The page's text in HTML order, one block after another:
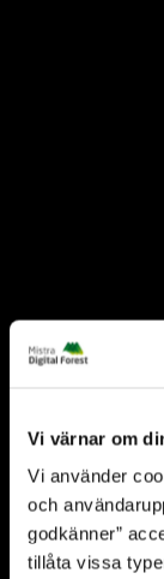
Vi värnar om
Vi använder
och
godkänner”
tillåta vissa